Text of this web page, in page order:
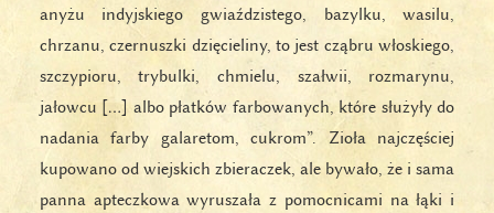
anyżu indyjskiego gwiaździstego, bazylku, wasilu,
chrzanu, czernuszki dzięcieliny, to jest cząbru włoskiego,
szczypioru, trybulki, chmielu, szałwii, rozmarynu,
jałowcu […] albo płatków farbowanych, które służyły do
nadania farby galaretom, cukrom”. Zioła najczęściej
kupowano od wiejskich zbieraczek, ale bywało, że i sama
panna apteczkowa wyruszała z pomocnicami na łąki i